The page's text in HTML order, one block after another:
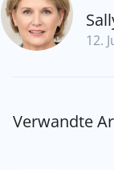
12.
Verwandte